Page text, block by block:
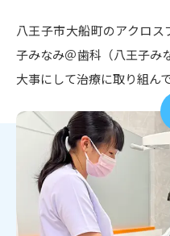
八王子市大船町のアクロ
子みなみ＠歯科（八王子み
大事にして治療に取り組ん